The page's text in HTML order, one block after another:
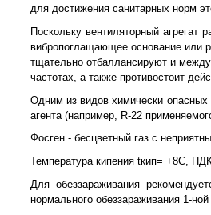
для достижения санитарных норм
Поскольку вентиляторный
вибропоглащающее основание или
тщательно отбаллансируют и
частотах, а также противостоит
Одним из видов химически опасных
агента (например, R-22
Фосген - бесцветный газ с
Температура кипения tкип= +8С,
Для обеззараживания
нормального обеззараживания 1-